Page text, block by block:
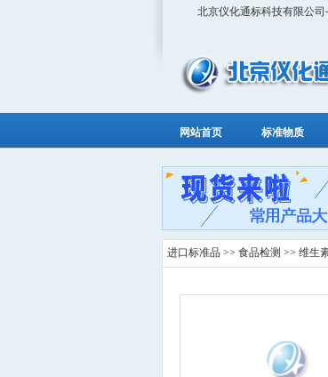
北京仪化通标科技有限公
网站首页 标准物质
进口标准品 >> 食品检测 >> 维生